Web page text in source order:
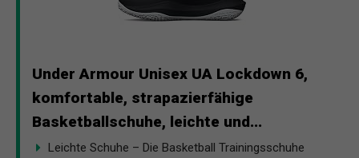
Under Armour Unisex UA Lockdown 6,
komfortable, strapazierfähige
Basketballschuhe, leichte und...
Leichte Schuhe – Die Basketball Trainingsschuhe